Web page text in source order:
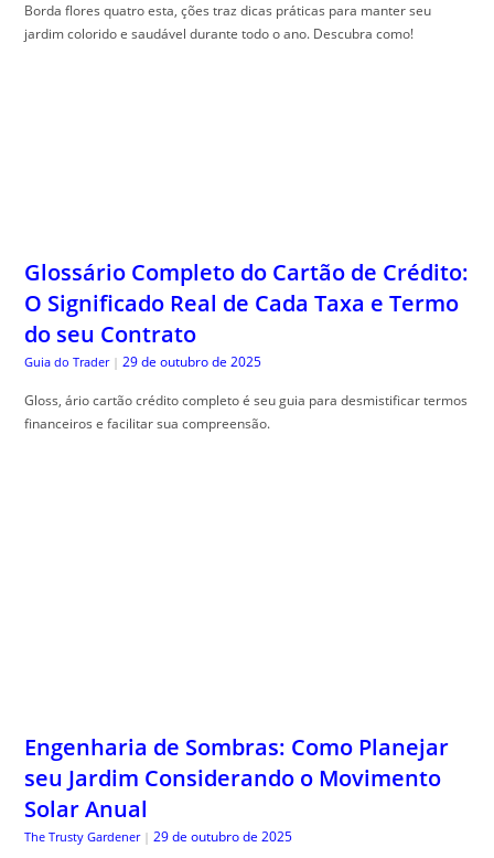
Borda flores quatro esta, ções traz dicas práticas para manter seu
jardim colorido e saudável durante todo o ano. Descubra como!
Glossário Completo do Cartão de Crédito:
O Significado Real de Cada Taxa e Termo
do seu Contrato
Guia do Trader | 29 de outubro de 2025
Gloss, ário cartão crédito completo é seu guia para desmistificar termos
financeiros e facilitar sua compreensão.
Engenharia de Sombras: Como Planejar
seu Jardim Considerando o Movimento
Solar Anual
The Trusty Gardener | 29 de outubro de 2025